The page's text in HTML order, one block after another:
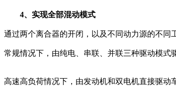
4、实现全部混动模式
通过两个离合器的开闭，以及不同动力源的不同
常规情况下，由纯电、串联、并联三种驱动模式
高速高负荷情况下，由发动机和双电机直接驱动